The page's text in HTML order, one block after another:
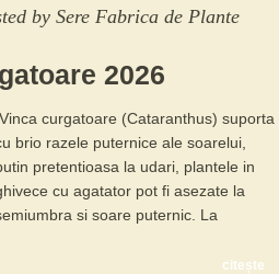
by Sere Fabrica de Plante
2026
Vinca curgatoare (Cataranthus) suporta
brio razele puternice ale soarelui,
pretentioasa la udari, plantele in
cu agatator pot fi asezate la
si soare puternic. La
citește